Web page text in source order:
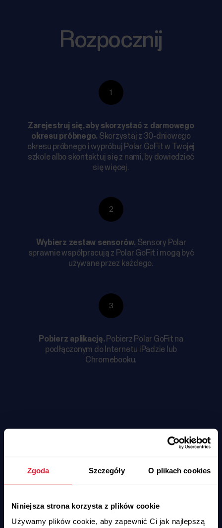
Zgoda Szczegóły O plikach cookies
Niniejsza strona korzysta z plików cookie
Używamy plików cookie, aby zapewnić Ci jak najlepszą
Rozpocznij
1
Zarejestruj się, aby skorzystać z darmowego
okresu próbnego. Skorzystaj z 30-dniowego
okresu próbnego i wypróbuj Polar GoFit w Twojej
szkole albo skontaktuj się z nami, by dowiedzieć
się więcej.
2
Wybierz zestaw sensorów. Sensory Polar
sprawnie współpracują z Polar GoFit i mogą być
używane przez każdego.
3
Pobierz aplikację. Pobierz Polar GoFit na
podłączonym do Internetu iPadzie lub
Chromebooku.